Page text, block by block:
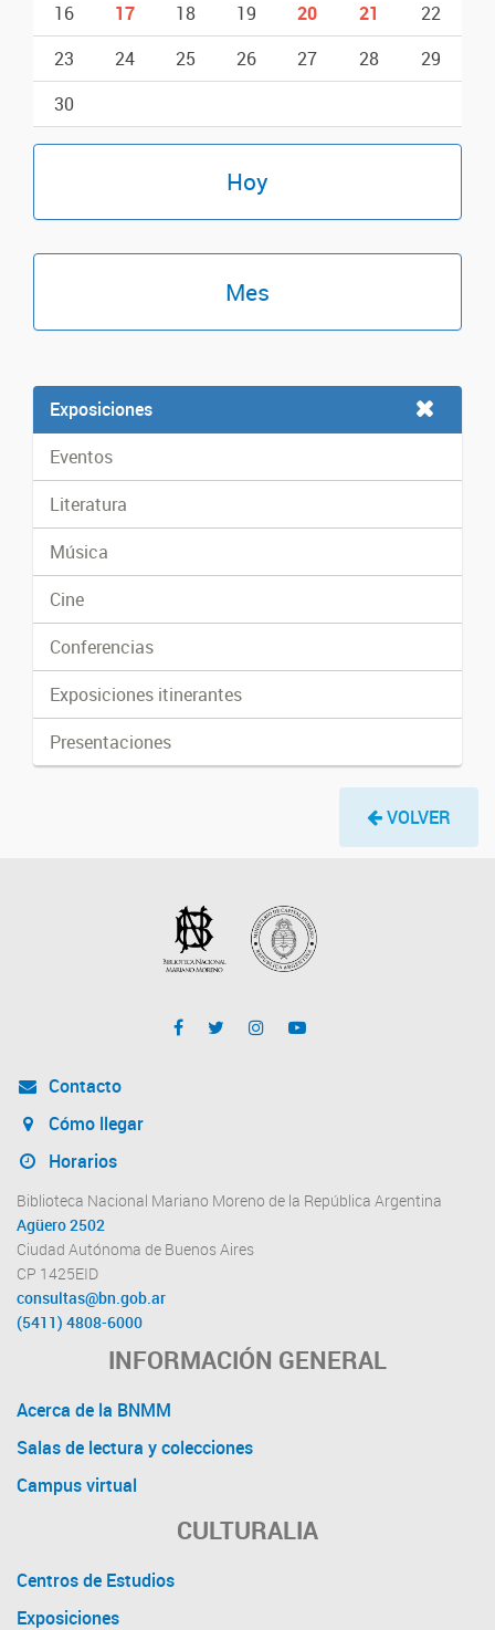
16
17 18 19 20 21
22
23
24 25 26 27 28
29
30
Hoy
Mes
Exposiciones
Eventos
Literatura
Música
Cine
Conferencias
Exposiciones itinerantes
Presentaciones
VOLVER
Contacto
Cómo llegar
Horarios
Biblioteca Nacional Mariano Moreno de la República Argentina
Agüero 2502
Ciudad Autónoma de Buenos Aires
CP 1425EID
consultas@bn.gob.ar
(5411) 4808-6000
INFORMACIÓN GENERAL
Acerca de la BNMM
Salas de lectura y colecciones
Campus virtual
CULTURALIA
Centros de Estudios
Exposiciones